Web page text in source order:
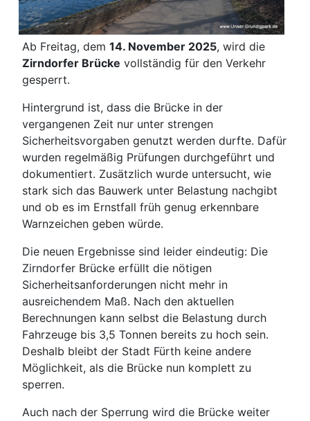
Ab Freitag, dem 14. November 2025, wird die
Zirndorfer Brücke vollständig für den Verkehr
gesperrt.
Hintergrund ist, dass die Brücke in der
vergangenen Zeit nur unter strengen
Sicherheitsvorgaben genutzt werden durfte. Dafür
wurden regelmäßig Prüfungen durchgeführt und
dokumentiert. Zusätzlich wurde untersucht, wie
stark sich das Bauwerk unter Belastung nachgibt
und ob es im Ernstfall früh genug erkennbare
Warnzeichen geben würde.
Die neuen Ergebnisse sind leider eindeutig: Die
Zirndorfer Brücke erfüllt die nötigen
Sicherheitsanforderungen nicht mehr in
ausreichendem Maß. Nach den aktuellen
Berechnungen kann selbst die Belastung durch
Fahrzeuge bis 3,5 Tonnen bereits zu hoch sein.
Deshalb bleibt der Stadt Fürth keine andere
Möglichkeit, als die Brücke nun komplett zu
sperren.
Auch nach der Sperrung wird die Brücke weiter